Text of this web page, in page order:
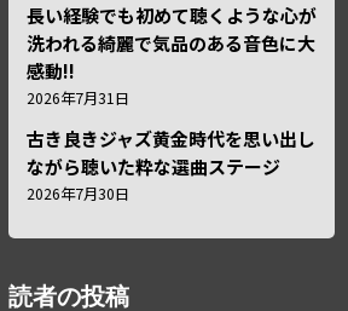
長い経験でも初めて聴くような心が
洗われる綺麗で気品のある音色に大
感動!!
2026年7月31日
古き良きジャズ黄金時代を思い出し
ながら聴いた粋な選曲ステージ
2026年7月30日
読者の投稿